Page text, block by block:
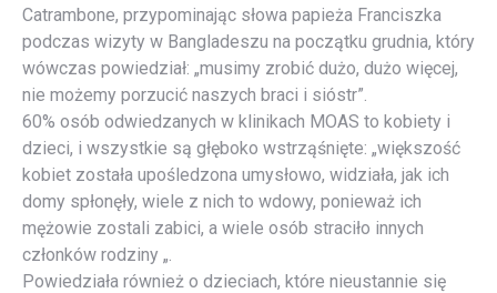
Catrambone, przypominając słowa papieża Franciszka
podczas wizyty w Bangladeszu na początku grudnia, który
wówczas powiedział: „musimy zrobić dużo, dużo więcej,
nie możemy porzucić naszych braci i sióstr”.
60% osób odwiedzanych w klinikach MOAS to kobiety i
dzieci, i wszystkie są głęboko wstrząśnięte: „większość
kobiet została upośledzona umysłowo, widziała, jak ich
domy spłonęły, wiele z nich to wdowy, ponieważ ich
mężowie zostali zabici, a wiele osób straciło innych
członków rodziny „.
Powiedziała również o dzieciach, które nieustannie się